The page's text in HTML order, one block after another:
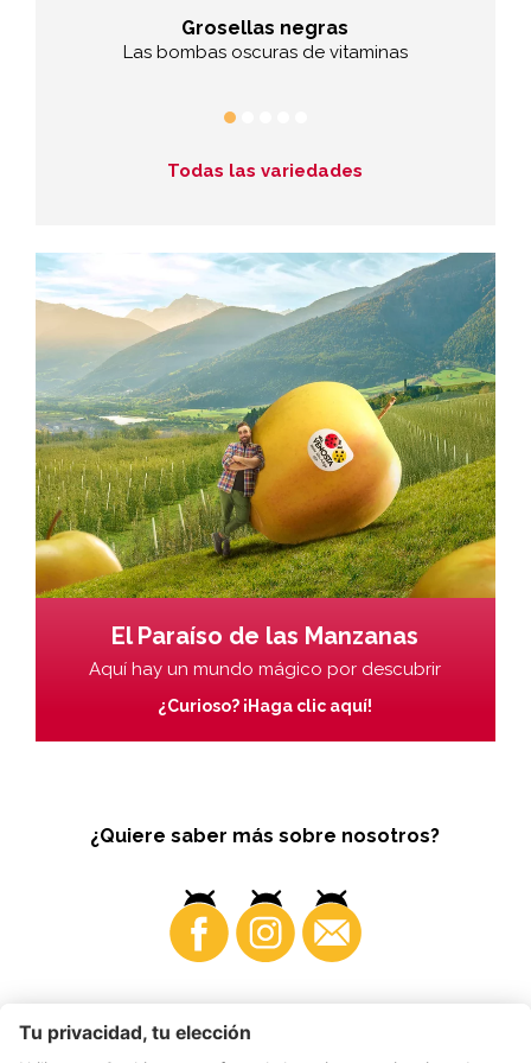
Grosellas negras
Las bombas oscuras de vitaminas
Todas las variedades
El Paraíso de las Manzanas
Aquí hay un mundo mágico por descubrir
¿Curioso? ¡Haga clic aquí!
¿Quiere saber más sobre nosotros?
Business